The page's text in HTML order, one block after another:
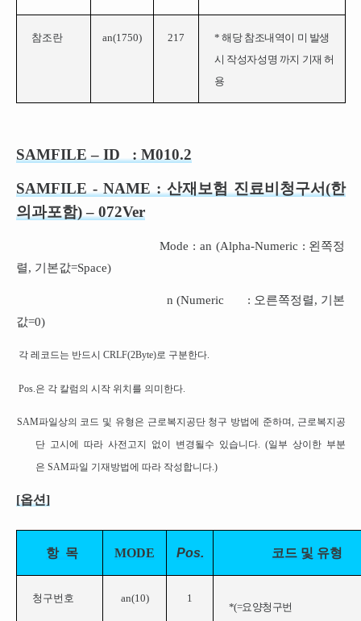
참조란 an(1750) 217
* 해당 참조내역이 미 발생
시 작성자성명 까지 기재 허
용
SAMFILE – ID : M010.2
SAMFILE - NAME : 산재보험 진료비청구서(한
의과포함)– 072Ver
Mode : an (Alpha-Numeric : 왼쪽정
렬, 기본값=Space)
n (Numeric : 오른쪽정렬, 기본
값=0)
각 레코드는 반드시 CRLF(2Byte)로 구분한다.
Pos.은 각 칼럼의 시작 위치를 의미한다.
SAM파일상의 코드 및 유형은 근로복지공단 청구 방법에 준하며, 근로복지공
단 고시에 따라 사전고지 없이 변경될수 있습니다. (일부 상이한 부분
은 SAM파일 기재방법에 따라 작성합니다.)
[옵션]
항 목 MODE Pos. 코드 및 유형
청구번호 an(10) 1
*(=요양청구번